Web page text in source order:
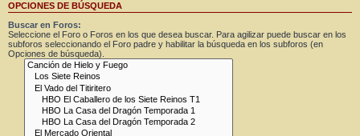
OPCIONES DE BÚSQUEDA
Buscar en Foros:
Seleccione el Foro o Foros en los que desea buscar. Para agilizar puede buscar en los
subforos seleccionando el Foro padre y habilitar la búsqueda en los subforos (en
Opciones de búsqueda).